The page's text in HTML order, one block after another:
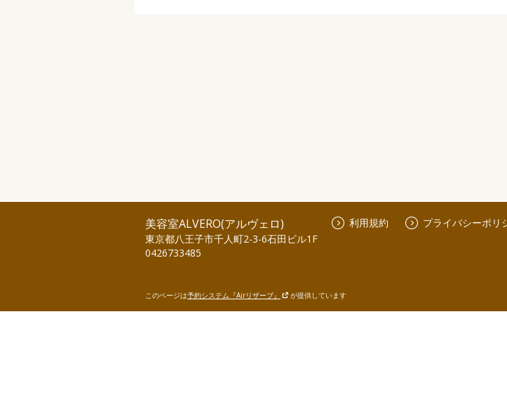
美容室ALVERO(アルヴェロ)
東京都八王子市千人町2-3-6石田ビル1F
0426733485
利用規約 プライバシーポリ
このページは予約システム『Airリザーブ』 が提供しています